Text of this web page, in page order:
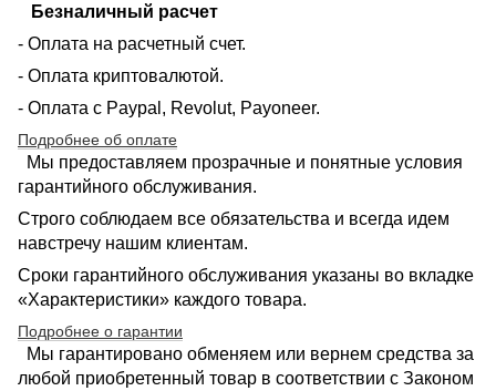
Безналичный расчет
- Оплата на расчетный счет.
- Оплата криптовалютой.
- Оплата с Paypal, Revolut, Payoneer.
Подробнее об оплате
Мы предоставляем прозрачные и понятные условия
гарантийного обслуживания.
Строго соблюдаем все обязательства и всегда идем
навстречу нашим клиентам.
Сроки гарантийного обслуживания указаны во вкладке
«Характеристики» каждого товара.
Подробнее о гарантии
Мы гарантировано обменяем или вернем средства за
любой приобретенный товар в соответствии с Законом